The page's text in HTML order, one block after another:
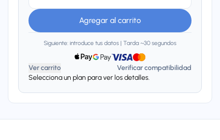
Agregar al carrito
Siguiente: introduce tus datos | Tarda ~30 segundos
Ver carrito
Verificar compatibilidad
Selecciona un plan para ver los detalles.